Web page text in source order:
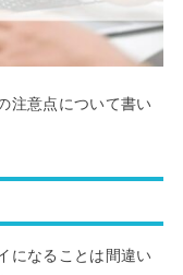
注意点について書い
になることは間違い